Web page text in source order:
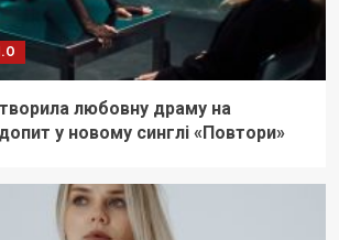
любовну драму на
у новому синглі «Повтори»